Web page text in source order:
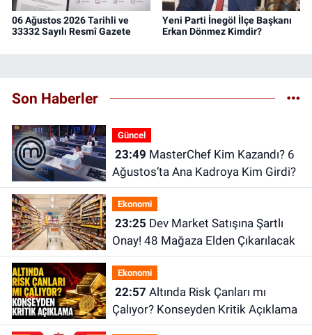
06 Ağustos 2026 Tarihli ve
33332 Sayılı Resmî Gazete
Yeni Parti İnegöl İlçe Başkanı
Erkan Dönmez Kimdir?
Son Haberler
Güncel
23:49
Ağustos’ta Ana Kadroya Kim Girdi?
Ekonomi
23:25
Onay! 48 Mağaza Elden Çıkarılacak
Ekonomi
22:57
Çalıyor? Konseyden Kritik Açıklama